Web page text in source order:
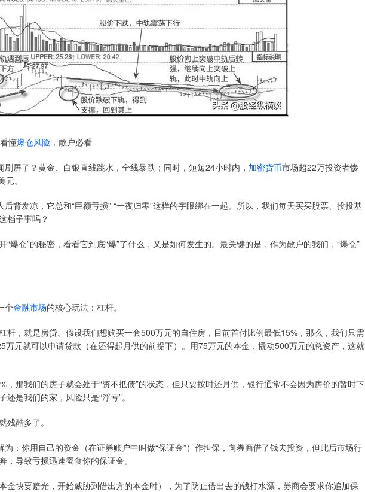
懂爆仓风险 ，散户必看
屏了？黄金、白银直线跳水，全线暴跌；同时，短短24小时内， 加密货币市场超22万投资者惨
。
后背发凉，它总和“巨额亏损” “一夜归零”这样的字眼绑在一起。所以，我们每天买买股票、投投基
档子事吗？
爆仓”的秘密，看看它到底“爆”了什么，又是如何发生的。最关键的是，作为散户的我们，“爆仓”
个金融市场的核心玩法：杠杆。
杆，就是房贷。假设我们想购买一套500万元的自住房，目前首付比例最低15%，那么，我们只需
万元就可以申请贷款（在还得起月供的前提下）。用75万元的本金，撬动500万元的总资产，这就
，那我们的房子就会处于“资不抵债”的状态，但只要按时还月供，银行通常不会因为房价的暂时下
是我们的家，风险只是“浮亏”。
残酷多了。
为：你用自己的资金（在证券账户中叫做“保证金”）作担保，向券商借了钱去投资，但此后市场行
导致亏损迅速蚕食你的保证金。
金快要赔光，开始威胁到借出方的本金时），为了防止借出去的钱打水漂，券商会要求你追加保